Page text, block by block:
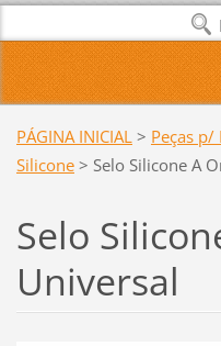
PÁGINA INICIAL > Peças p/
Silicone > Selo Silicone A
Selo
Universal